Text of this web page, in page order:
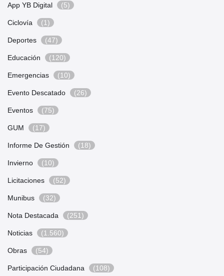
App YB Digital (5)
Ciclovía (1)
Deportes (47)
Educación (120)
Emergencias (10)
Evento Descatado (26)
Eventos (75)
GUM (17)
Informe De Gestión (18)
Invierno (10)
Licitaciones (52)
Munibus (32)
Nota Destacada (251)
Noticias (1.560)
Obras (54)
Participación Ciudadana (108)